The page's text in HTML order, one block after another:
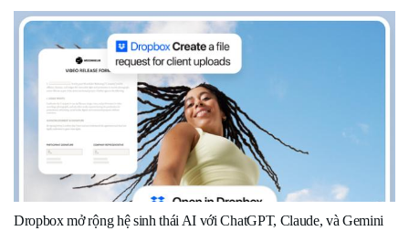
Dropbox mở rộng hệ sinh thái AI với ChatGPT, Claude, và Gemini